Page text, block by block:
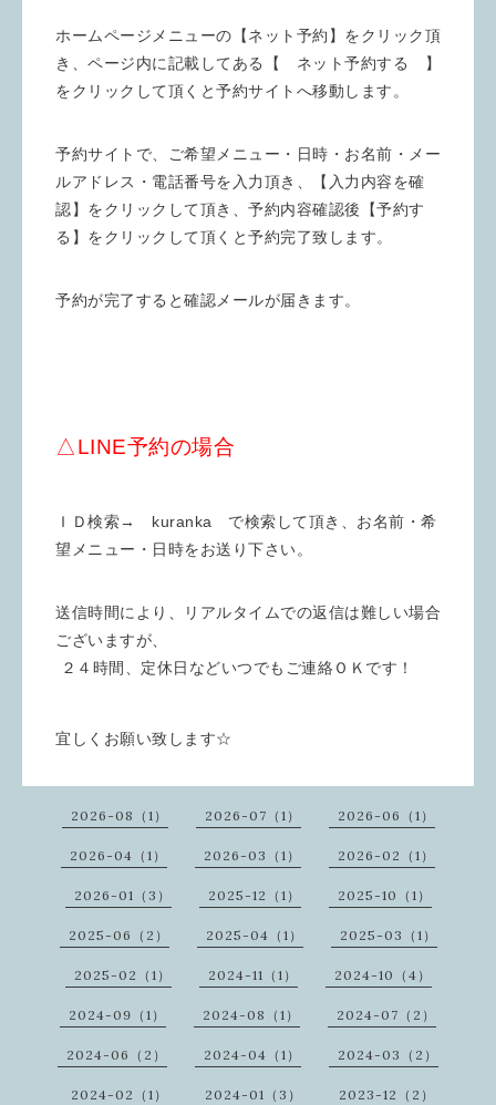
ホームページメニューの【ネット予約】をクリック頂
き、ページ内に記載してある【 ネット予約する 】
をクリックして頂くと予約サイトへ移動します。
予約サイトで、ご希望メニュー・日時・お名前・メー
ルアドレス・電話番号を入力頂き、【入力内容を確
認】をクリックして頂き、予約内容確認後【予約す
る】をクリックして頂くと予約完了致します。
予約が完了すると確認メールが届きます。
△LINE予約の場合
ＩＤ検索→ kuranka で検索して頂き、お名前・希
望メニュー・日時をお送り下さい。
送信時間により、リアルタイムでの返信は難しい場合
ございますが、
２４時間、定休日などいつでもご連絡ＯＫです！
宜しくお願い致します☆
2026-08（1） 2026-07（1） 2026-06（1）
2026-04（1） 2026-03（1） 2026-02（1）
2026-01（3） 2025-12（1） 2025-10（1）
2025-06（2） 2025-04（1） 2025-03（1）
2025-02（1） 2024-11（1） 2024-10（4）
2024-09（1） 2024-08（1） 2024-07（2）
2024-06（2） 2024-04（1） 2024-03（2）
2024-02（1） 2024-01（3） 2023-12（2）